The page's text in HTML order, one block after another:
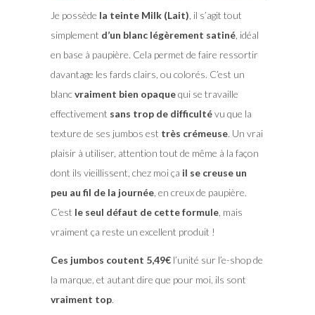
Je possède la teinte Milk (Lait) , il s’agit tout
simplement d’un blanc légèrement satiné, idéal
en base à paupière. Cela permet de faire ressortir
davantage les fards clairs, ou colorés. C’est un
blancvraiment bien opaquequi se travaille
effectivement sans trop de difficultévu que la
texture de ses jumbos est très crémeuse. Un vrai
plaisir à utiliser, attention tout de même à la façon
dont ils vieillissent, chez moi ça il se creuse un
peu au fil de la journée, en creux de paupière.
C’est le seul défaut de cette formule, mais
vraiment ça reste un excellent produit !
Ces jumbos coutent 5,49€l’unité sur l’e-shop de
la marque, et autant dire que pour moi, ils sont
vraiment top.